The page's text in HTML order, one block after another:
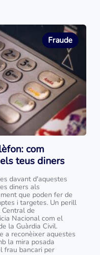
Fraude
com
teus diners
davant d'aquestes
diners als
que poden fer de
i targetes. Un perill
de
Nacional com el
la Guàrdia Civil.
a reconèixer aquestes
la mira posada
frau bancari per